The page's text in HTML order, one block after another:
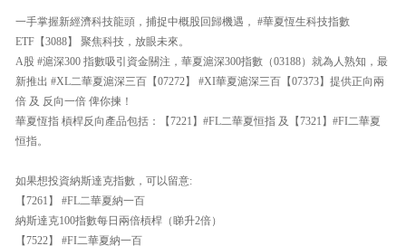
一手掌握新經濟科技龍頭，捕捉中概股回歸機遇， #華夏恆生科技指數
ETF【3088】 聚焦科技，放眼未來。
A股 #滬深300 指數吸引資金關注，華夏滬深300指數（03188）就為人熟知，最
新推出 #XL二華夏滬深三百【07272】 #XI華夏滬深三百【07373】提供正向兩
倍 及 反向一倍 俾你揀！
華夏恆指 槓桿反向產品包括：【7221】#FL二華夏恒指 及【7321】#FI二華夏
恒指。
如果想投資納斯達克指數，可以留意:
【7261】 #FL二華夏納一百
納斯達克100指數每日兩倍槓桿（睇升2倍）
【7522】 #FI二華夏納一百